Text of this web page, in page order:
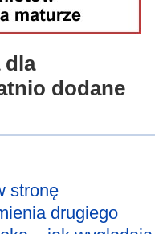
dla
dodane
stronę
drugiego